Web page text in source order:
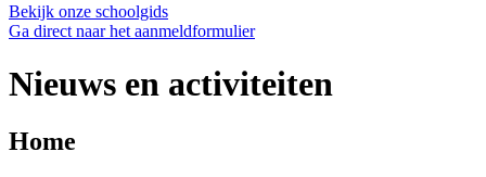
Bekijk onze schoolgids
Ga direct naar het aanmeldformulier
Nieuws en activiteiten
Home